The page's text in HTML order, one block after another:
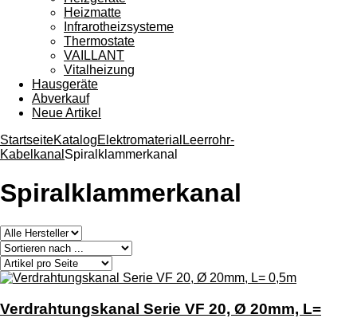
Heizmatte
Infrarotheizsysteme
Thermostate
VAILLANT
Vitalheizung
Hausgeräte
Abverkauf
Neue Artikel
StartseiteKatalogElektromaterial Leerrohr-
Kabelkanal Spiralklammerkanal
Spiralklammerkanal
Verdrahtungskanal Serie VF 20, Ø 20mm, L=